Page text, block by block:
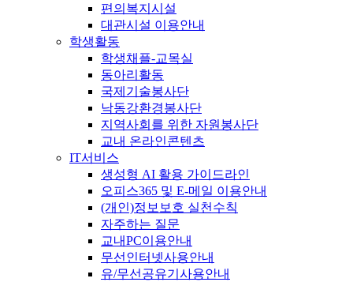
편의복지시설
대관시설 이용안내
학생활동
학생채플-교목실
동아리활동
국제기술봉사단
낙동강환경봉사단
지역사회를 위한 자원봉사단
교내 온라인콘텐츠
IT서비스
생성형 AI 활용 가이드라인
오피스365 및 E-메일 이용안내
(개인)정보보호 실천수칙
자주하는 질문
교내PC이용안내
무선인터넷사용안내
유/무선공유기사용안내